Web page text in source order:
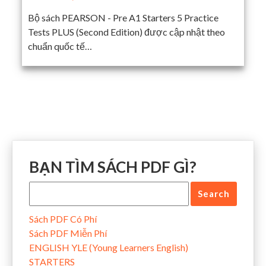
Bộ sách PEARSON - Pre A1 Starters 5 Practice
Tests PLUS (Second Edition) được cập nhật theo
chuẩn quốc tế…
BẠN TÌM SÁCH PDF GÌ?
Sách PDF Có Phí
Sách PDF Miễn Phí
ENGLISH YLE (Young Learners English)
STARTERS